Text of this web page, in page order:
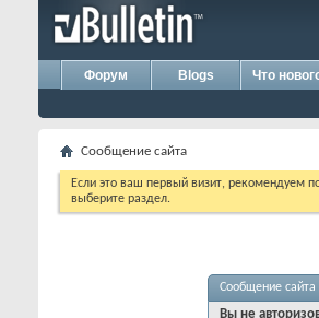
Форум Blogs Что
Сообщение сайта
Если это ваш первый визит, рекомендуем
выберите раздел.
Сообщение сайта
Вы не